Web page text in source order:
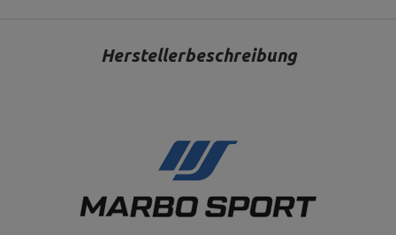
Herstellerbeschreibung